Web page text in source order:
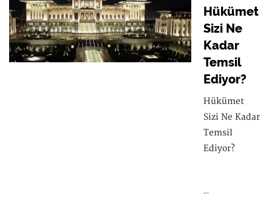
Hükümet
Sizi Ne
Kadar
Temsil
Ediyor?
Hükümet
Sizi Ne Kadar
Temsil
Ediyor?
...